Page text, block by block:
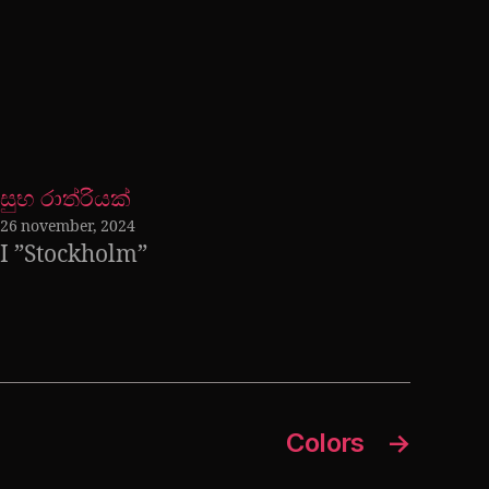
සුභ රාත්රියක්
26 november, 2024
I ”Stockholm”
→
Colors